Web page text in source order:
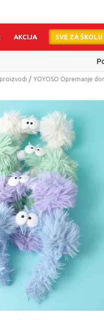
AKCIJA SVE ZA ŠKOLU
YOYOSO Opremanje